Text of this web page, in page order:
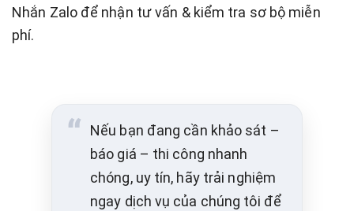
Nhắn Zalo để nhận tư vấn & kiểm tra sơ bộ miễn
phí.
Nếu bạn đang cần khảo sát –
báo giá – thi công nhanh
chóng, uy tín, hãy trải nghiệm
ngay dịch vụ của chúng tôi để